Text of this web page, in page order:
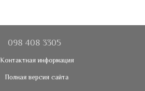
098 408 3305
Контактная информация
Полная версия сайта